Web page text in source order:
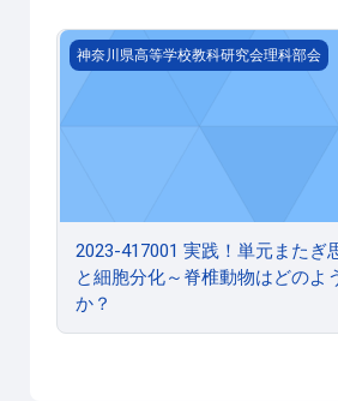
2023-417001 実践！単元またぎ
神奈川県高等学校教科研究会理科部会
2023-417001 実践！単元またぎ
と細胞分化～脊椎動物はどのよ
か？